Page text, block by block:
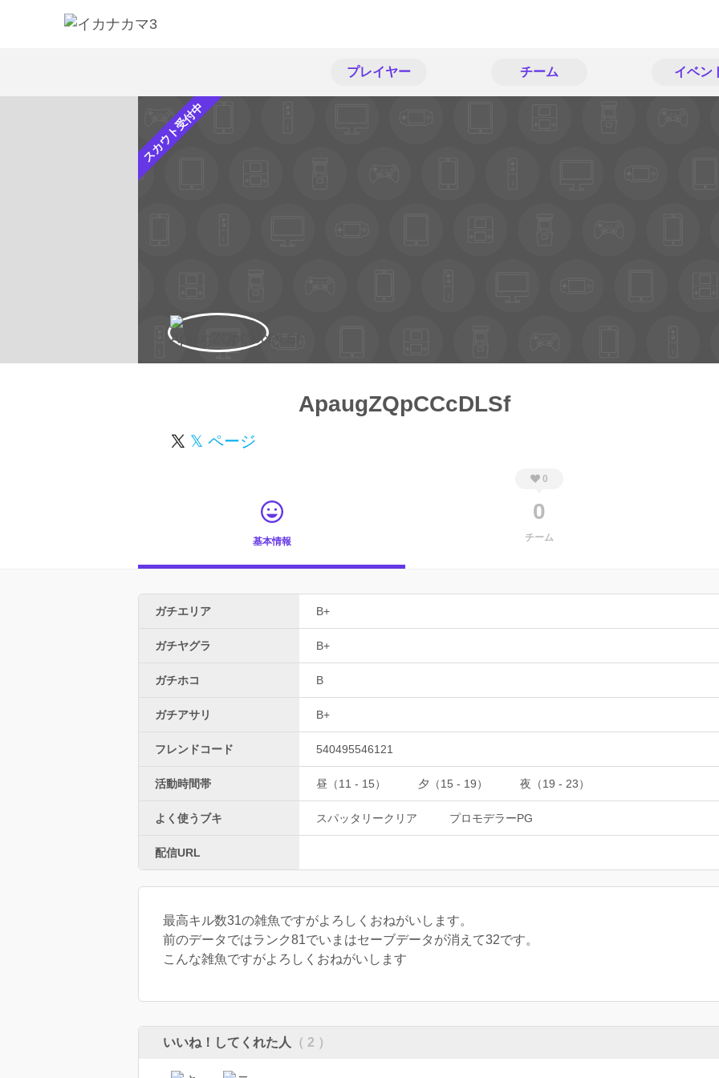
プレイヤー チーム イベン
スカウト受付中
ApaugZQpCCcDLSf
𝕏 ページ
基本情報
0
0
チーム
ガチエリア B+
ガチヤグラ B+
ガチホコ B
ガチアサリ B+
フレンドコード 540495546121
活動時間帯 昼（11 - 15） 夕（15 - 19） 夜（19 - 23）
よく使うブキ スパッタリークリア プロモデラーPG
配信URL
最高キル数31の雑魚ですがよろしくおねがいします。
前のデータではランク81でいまはセーブデータが消えて32です。
こんな雑魚ですがよろしくおねがいします
いいね！してくれた人 （ 2 ）